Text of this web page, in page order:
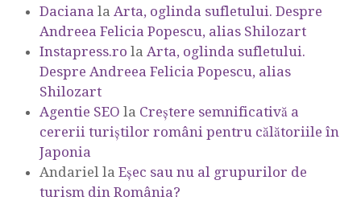
Daciana la Arta, oglinda sufletului. Despre
Andreea Felicia Popescu, alias Shilozart
Instapress.ro la Arta, oglinda sufletului.
Despre Andreea Felicia Popescu, alias
Shilozart
Agentie SEO la Creștere semnificativă a
cererii turiștilor români pentru călătoriile în
Japonia
Andariel la Eşec sau nu al grupurilor de
turism din România?